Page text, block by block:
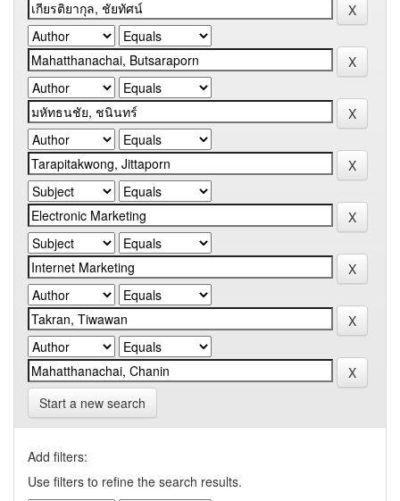
Start a new search
Add filters:
Use filters to refine the search results.